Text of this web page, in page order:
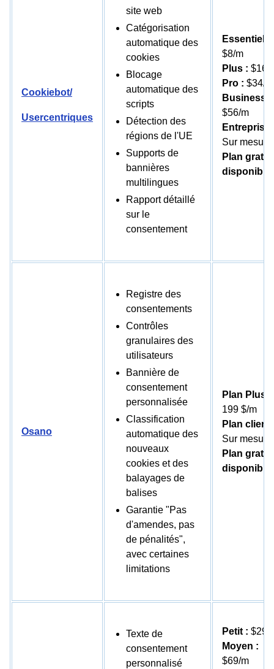
Cookiebot/
Usercentriques
site web
Catégorisation
automatique des
cookies
Blocage
automatique des
scripts
Détection des
régions de l'UE
Supports de
bannières
multilingues
Rapport détaillé
sur le
consentement
Essentiel :
$8/m
Plus : $16/
Pro : $34/m
Business :
$56/m
Entreprise
Sur mesure
Plan
disponible
Osano
Registre des
consentements
Contrôles
granulaires des
utilisateurs
Bannière de
consentement
personnalisée
Classification
automatique des
nouveaux
cookies et des
balayages de
balises
Garantie "Pas
d'amendes, pas
de pénalités",
avec certaines
limitations
Plan Plus :
199 $/m
Plan client
Sur mesure
Plan
disponible
Texte de
consentement
personnalisé
Petit : $29/
Moyen :
$69/m